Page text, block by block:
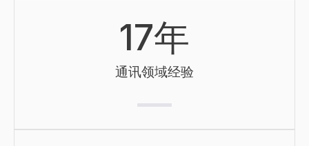
17年
通讯领域经验